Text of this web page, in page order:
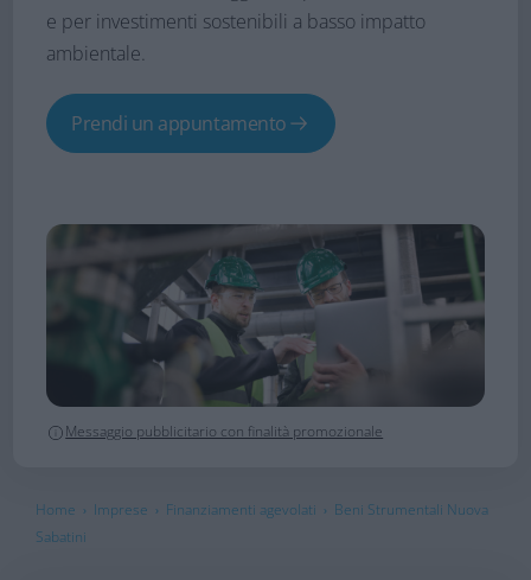
e per investimenti sostenibili a basso impatto
ambientale.​
Prendi un appuntamento
Messaggio pubblicitario con finalità promozionale
Home › Imprese › Finanziamenti agevolati › Beni Strumentali Nuova
Sabatini